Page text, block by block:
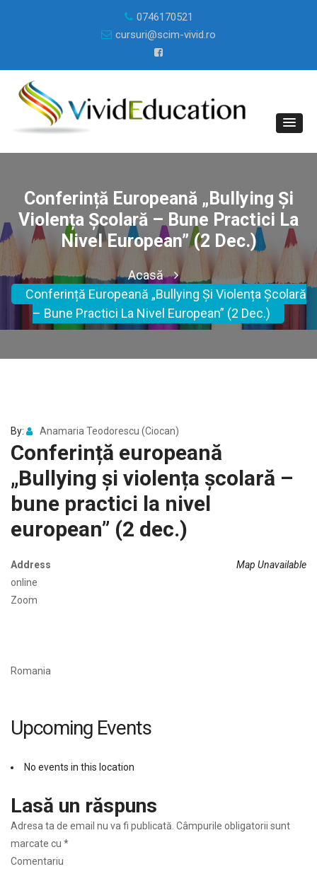
0746170521
cursuri@scim-vivid.ro
Conferință Europeană „Bullying Și
Violența Școlară – Bune Practici La
Nivel European” (2 Dec.)
Acasă
Conferință Europeană „Bullying Și Violența Școlară
– Bune Practici La Nivel European” (2 Dec.)
By: Anamaria Teodorescu (Ciocan)
Conferință europeană
„Bullying și violența școlară –
bune practici la nivel
european” (2 dec.)
Map Unavailable
Address
online
Zoom
Romania
Upcoming Events
No events in this location
Lasă un răspuns
Adresa ta de email nu va fi publicată. Câmpurile obligatorii sunt
marcate cu *
Comentariu